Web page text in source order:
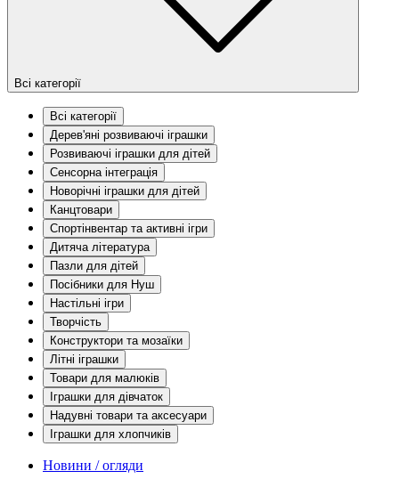
Всі категорії
Всі категорії
Дерев'яні розвиваючі іграшки
Розвиваючі іграшки для дітей
Сенсорна інтеграція
Новорічні іграшки для дітей
Канцтовари
Спортінвентар та активні ігри
Дитяча література
Пазли для дітей
Посібники для Нуш
Настільні ігри
Творчість
Конструктори та мозаїки
Літні іграшки
Товари для малюків
Іграшки для дівчаток
Надувні товари та аксесуари
Іграшки для хлопчиків
Новини / огляди